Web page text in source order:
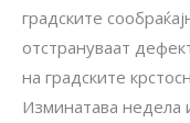
градските
отстрануваат
на градските
Изминатава